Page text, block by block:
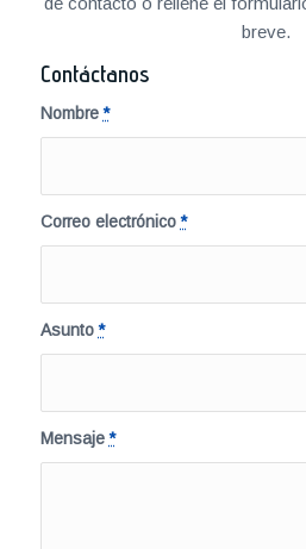
breve.
Contáctanos
Nombre*
Correo electrónico*
Asunto*
Mensaje*